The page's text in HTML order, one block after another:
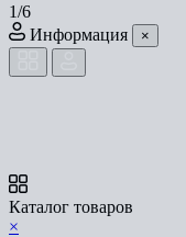
1/6
Информация
×
Каталог товаров
×